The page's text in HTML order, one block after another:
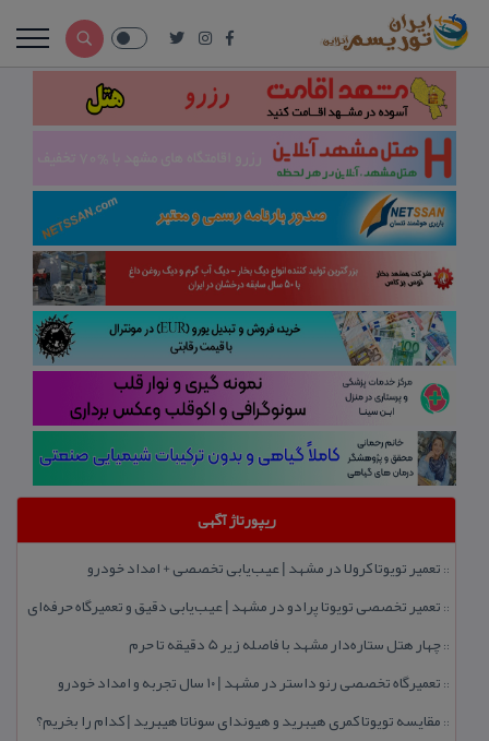
ریپورتاژ آگهی
:: تعمیر تویوتا كرولا در مشهد | عیب‌یابی تخصصی + امداد خودرو
:: تعمیر تخصصی تویوتا پرادو در مشهد | عیب‌یابی دقیق و تعمیرگاه حرفه‌ای
::چهار هتل‌ ستاره‌دار مشهد با فاصله زیر 5 دقیقه تا حرم
:: تعمیرگاه تخصصی رنو داستر در مشهد | ۱۰ سال تجربه و امداد خودرو
:: مقایسه تویوتا كمری هیبرید و هیوندای سوناتا هیبرید | كدام را بخریم؟